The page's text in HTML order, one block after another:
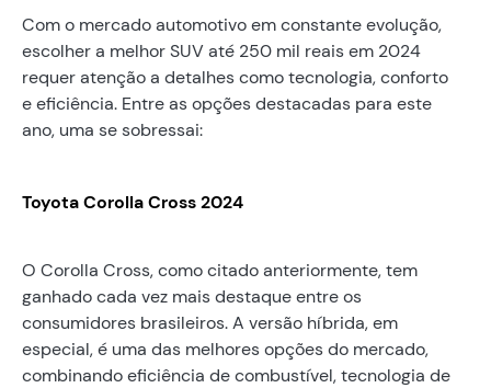
Com o mercado automotivo em constante evolução,
escolher a melhor SUV até 250 mil reais em 2024
requer atenção a detalhes como tecnologia, conforto
e eficiência. Entre as opções destacadas para este
ano, uma se sobressai:
Toyota Corolla Cross 2024
O Corolla Cross, como citado anteriormente, tem
ganhado cada vez mais destaque entre os
consumidores brasileiros. A versão híbrida, em
especial, é uma das melhores opções do mercado,
combinando eficiência de combustível, tecnologia de